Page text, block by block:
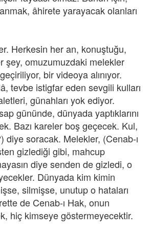
âhirete yarayacak olanları
Herkesin her an, konuştuğu,
şey, omuzumuzdaki melekler
bir videoya alınıyor.
tevbe istigfar eden sevgili kulları
günahları yok ediyor.
gününde, dünyada yaptıklarını
Bazı kareler boş geçecek. Kul,
diye soracak. Melekler, (Cenab-ı
gizlediği gibi, mahcup
diye senden de gizledi, o
Dünyada kim kimin
silmişse, unutup o hataları
de Cenab-ı Hak, onun
hiç kimseye göstermeyecektir.